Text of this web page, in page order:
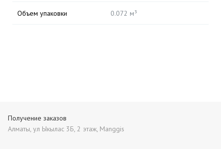
Объем упаковки 0.072 м³
Получение заказов
Алматы, ул Ыкылас 3Б, 2 этаж, Manggis